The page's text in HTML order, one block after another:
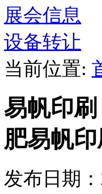
展会信息
设备转让
当前位置:
易帆印
肥易帆
发布日期